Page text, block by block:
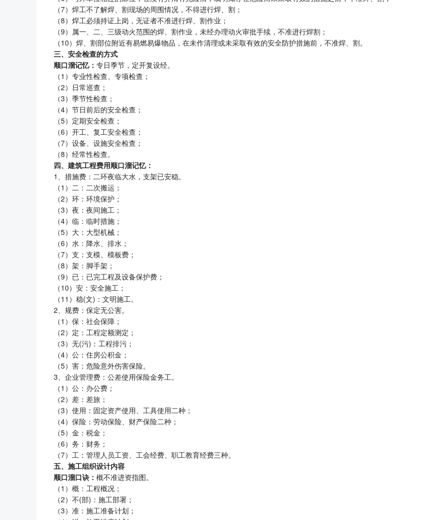
（7）焊工不了解焊、割现场的周围情况，不得进行焊、割；
（8）焊工必须持证上岗，无证者不准进行焊、割作业；
（9）属一、二、三级动火范围的焊、割作业，未经办理动火审批手续，不准进行焊割；
（10）焊、割部位附近有易燃易爆物品，在未作清理或未采取有效的安全防护措施前，不准焊、割。
三、安全检查的方式
顺口溜记忆： 专日季节，定开复设经。
（1）专业性检查、专项检查；
（2）日常巡查；
（3）季节性检查；
（4）节日前后的安全检查；
（5）定期安全检查；
（6）开工、复工安全检查；
（7）设备、设施安全检查；
（8）经常性检查。
四、建筑工程费用顺口溜记忆：
1、措施费：二环夜临大水，支架已安稳。
（1）二：二次搬运；
（2）环：环境保护；
（3）夜：夜间施工；
（4）临：临时措施；
（5）大：大型机械；
（6）水：降水、排水；
（7）支：支模、模板费；
（8）架：脚手架；
（9）已：已完工程及设备保护费；
（10）安：安全施工；
（11）稳(文)：文明施工。
2、规费：保定无公害。
（1）保：社会保障；
（2）定：工程定额测定；
（3）无(污)：工程排污；
（4）公：住房公积金；
（5）害：危险意外伤害保险。
3、企业管理费：公差使用保险金务工。
（1）公：办公费；
（2）差：差旅；
（3）使用：固定资产使用、工具使用二种；
（4）保险：劳动保险、财产保险二种；
（5）金：税金；
（6）务：财务；
（7）工：管理人员工资、工会经费、职工教育经费三种。
五、施工组织设计内容
顺口溜口诀： 概不准进资指图。
（1）概：工程概况；
（2）不(部)：施工部署；
（3）准：施工准备计划；